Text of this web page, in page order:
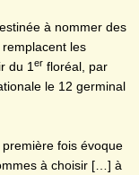
à nommer des
les
du 1 er floréal, par
le 12 germinal
fois évoque
à choisir […] à